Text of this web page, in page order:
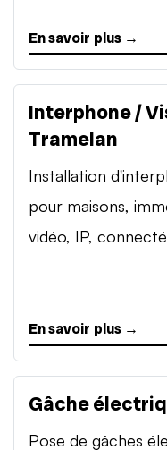
En savoir plus →
Interphone /
Tramelan
Installation
pour maisons,
vidéo, IP,
En savoir plus →
Gâche
Pose de gâches